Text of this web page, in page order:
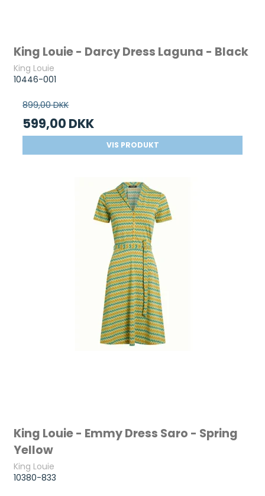
King Louie - Darcy Dress Laguna - Black
King Louie
10446-001
899,00 DKK
599,00 DKK
VIS PRODUKT
King Louie - Emmy Dress Saro - Spring
Yellow
King Louie
10380-833